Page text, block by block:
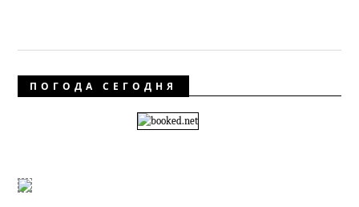
ПОГОДА СЕГОДНЯ